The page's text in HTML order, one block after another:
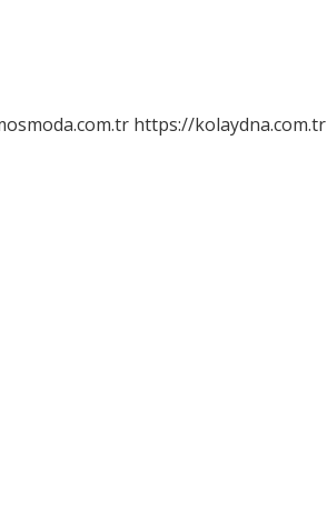
https://kolaydna.com.tr